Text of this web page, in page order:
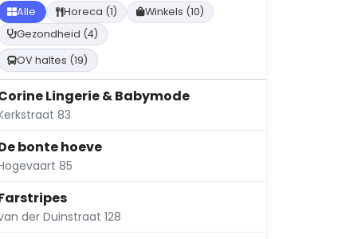
Alle Horeca (1)
Winkels (10)
Gezondheid (4)
OV haltes (19)
Lingerie & Babymode
83
bonte hoeve
85
der Duinstraat 128